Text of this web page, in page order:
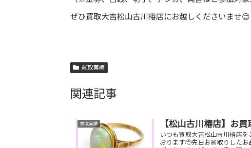
ぜひ買取大吉松山古川椿店にお越しくださいませ😊
買取実績
関連記事
買取実績 【松山古川椿店】お
いつも買取大吉松山古川椿店
おります🫡先日お買取りした